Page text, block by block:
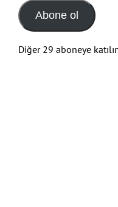
Adresi
Abone ol
Diğer 29 aboneye